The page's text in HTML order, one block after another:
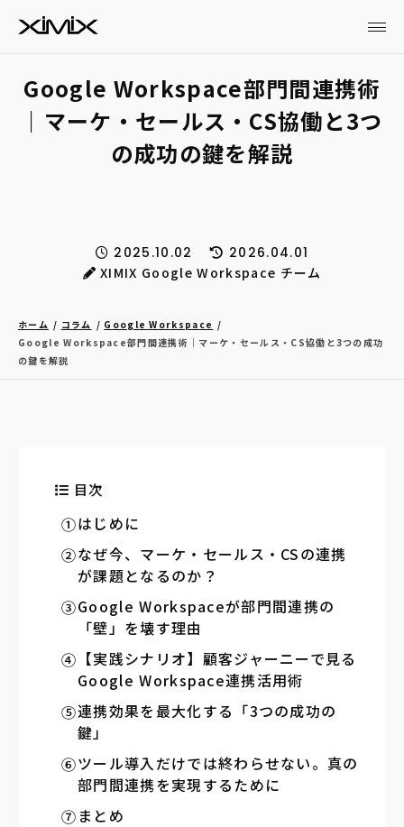
Google Workspace部門間連携術
｜マーケ・セールス・CS協働と3つ
の成功の鍵を解説
2025.10.02
2026.04.01
XIMIX Google Workspace チーム
ホーム コラム
Google Workspace
Google Workspace部門間連携術｜マーケ・セールス・CS協働と3つの成功
の鍵を解説
目次
はじめに
なぜ今、マーケ・セールス・CSの連携
が課題となるのか？
Google Workspaceが部門間連携の
「壁」を壊す理由
【実践シナリオ】顧客ジャーニーで見る
Google Workspace連携活用術
連携効果を最大化する「3つの成功の
鍵」
ツール導入だけでは終わらせない。真の
部門間連携を実現するために
まとめ